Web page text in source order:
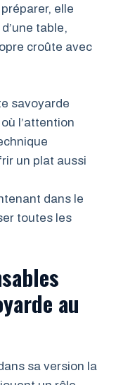
elle
table,
croûte avec
savoyarde
l’attention
un plat aussi
dans le
toutes les
au
sa version la